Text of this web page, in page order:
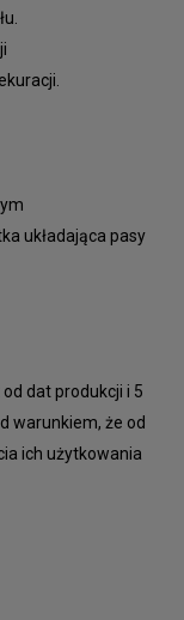
układająca pasy
dat produkcji i 5
warunkiem, że od
ich użytkowania